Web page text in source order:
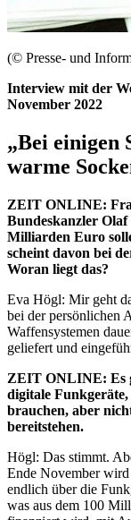
(© Presse- und
Interview mit der
November 2022
„Bei einigen
warme
ZEIT ONLINE:
Bundeskanzler
Milliarden Euro
scheint davon bei
Woran liegt das?
Eva Högl: Mir geht
bei der persönlichen
Waffensystemen
geliefert und
ZEIT ONLINE: Es
digitale
brauchen, aber
bereitstehen.
Högl: Das stimmt.
Ende November wird
endlich über die
was aus dem 100